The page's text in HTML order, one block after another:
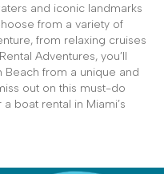
and iconic landmarks
from a variety of
from relaxing cruises
Adventures, you’ll
Beach from a unique and
out on this must-do
boat rental in Miami’s